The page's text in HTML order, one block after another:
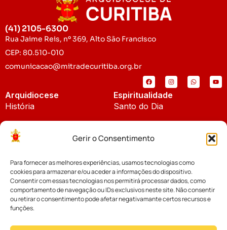
Gerir o Consentimento
Para fornecer as melhores experiências, usamos tecnologias como
cookies para armazenar e/ou aceder a informações do dispositivo.
Consentir com essas tecnologias nos permitirá processar dados, como
comportamento de navegação ou IDs exclusivos neste site. Não consentir
ou retirar o consentimento pode afetar negativamante certos recursos e
funções.
(41) 2105-6300
Rua Jaime Reis, nº 369, Alto São Francisco
CEP: 80.510-010
comunicacao@mitradecuritiba.org.br
Arquidiocese
História
Padroeira
Espiritualidade
Santo do Dia
Notícias
Notícias da Arquidiocese
Notícias Cáritas
Cúria Diocesana
Fundo Diocesano